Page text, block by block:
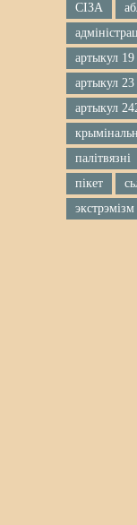
СІЗА
артыкул
артыкул
артыкул
палітвязні
пікет
экстрэмізм